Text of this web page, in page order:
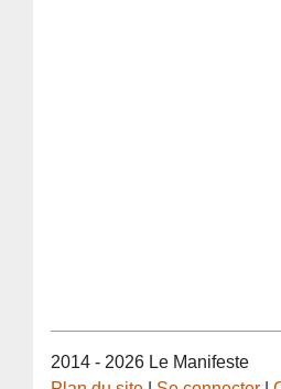
2014 - 2026 Le Manifeste